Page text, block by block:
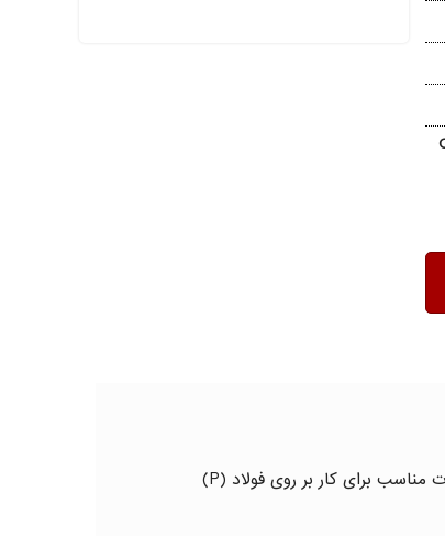
الماس تراشکاری فوق TCMT۱۱۰۲۰۴ با گرید OKE۶۳۱۰ میباشد، اینسرت فوق با شکل هندسی سه گوش و حرف شناسایی T است.این اینسرت مناسب برای کار بر روی فولاد (P)